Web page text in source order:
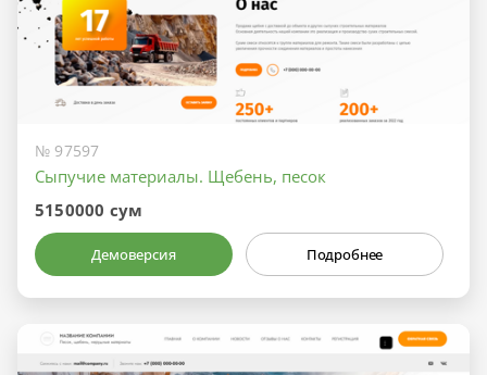
№ 97597
Сыпучие материалы. Щебень, песок
5150000 сум
Демоверсия Подробнее